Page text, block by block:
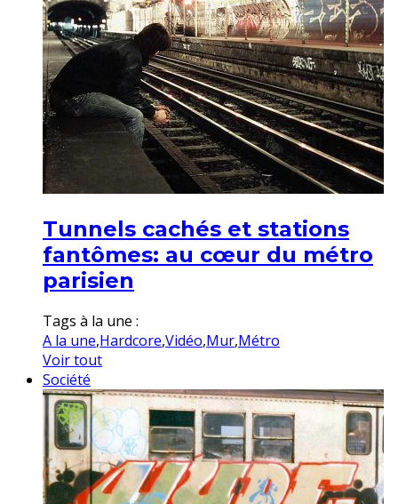
Tunnels cachés et stations
fantômes: au cœur du métro
parisien
Tags à la une :
A la une,Hardcore,Vidéo,Mur,Métro
Voir tout
Société